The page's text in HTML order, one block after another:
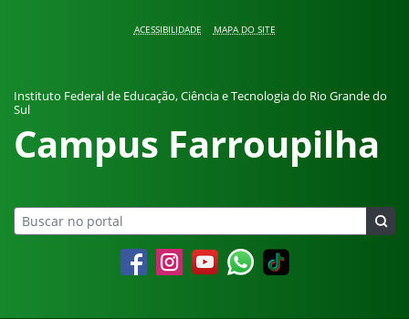
ACESSIBILIDADE MAPA DO SITE
Instituto Federal de Educação, Ciência e Tecnologia do Rio Grande do
Sul
Campus Farroupilha
FacebookInstagramYouTubeWhatsapp